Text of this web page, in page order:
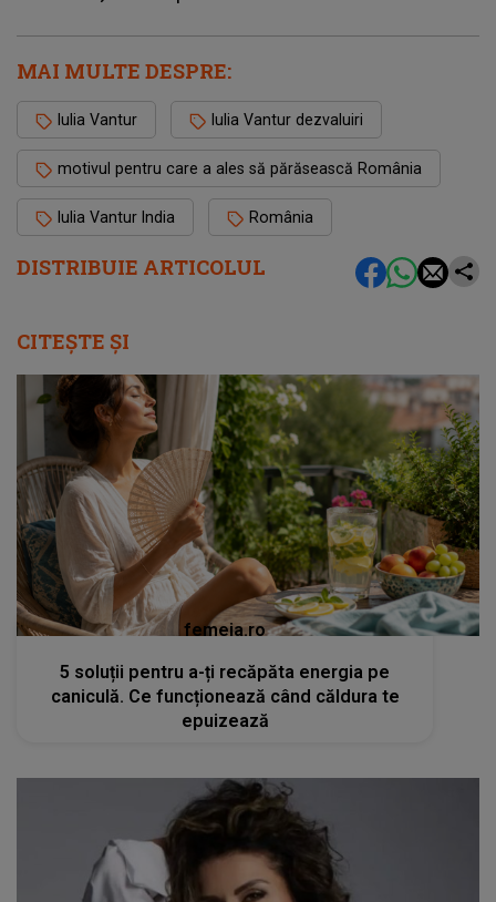
DISTRIBUIE ARTICOLUL
MAI MULTE DESPRE:
Iulia Vantur Iulia Vantur dezvaluiri
motivul pentru care a ales să părăsească România
Iulia Vantur India România
CITEȘTE ȘI
femeia.ro
5 soluții pentru a-ți recăpăta energia pe
caniculă. Ce funcționează când căldura te
epuizează